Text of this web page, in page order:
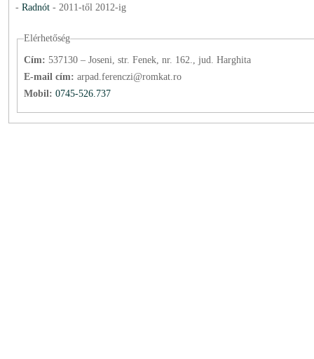
- Radnót - 2011-től 2012-ig
Elérhetőség
Cím: 537130 – Joseni, str. Fenek, nr. 162., jud. Harghita
E-mail cím: arpad.ferenczi@romkat.ro
Mobil: 0745-526.737